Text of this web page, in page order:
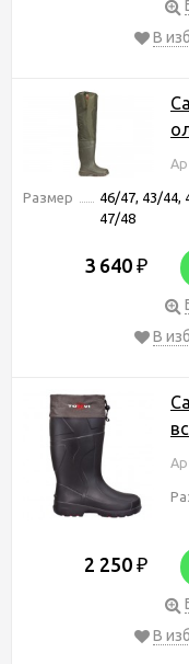
В
Размер
46/47, 43/44,
47/48
3 640 ₽
В
2 250 ₽
В